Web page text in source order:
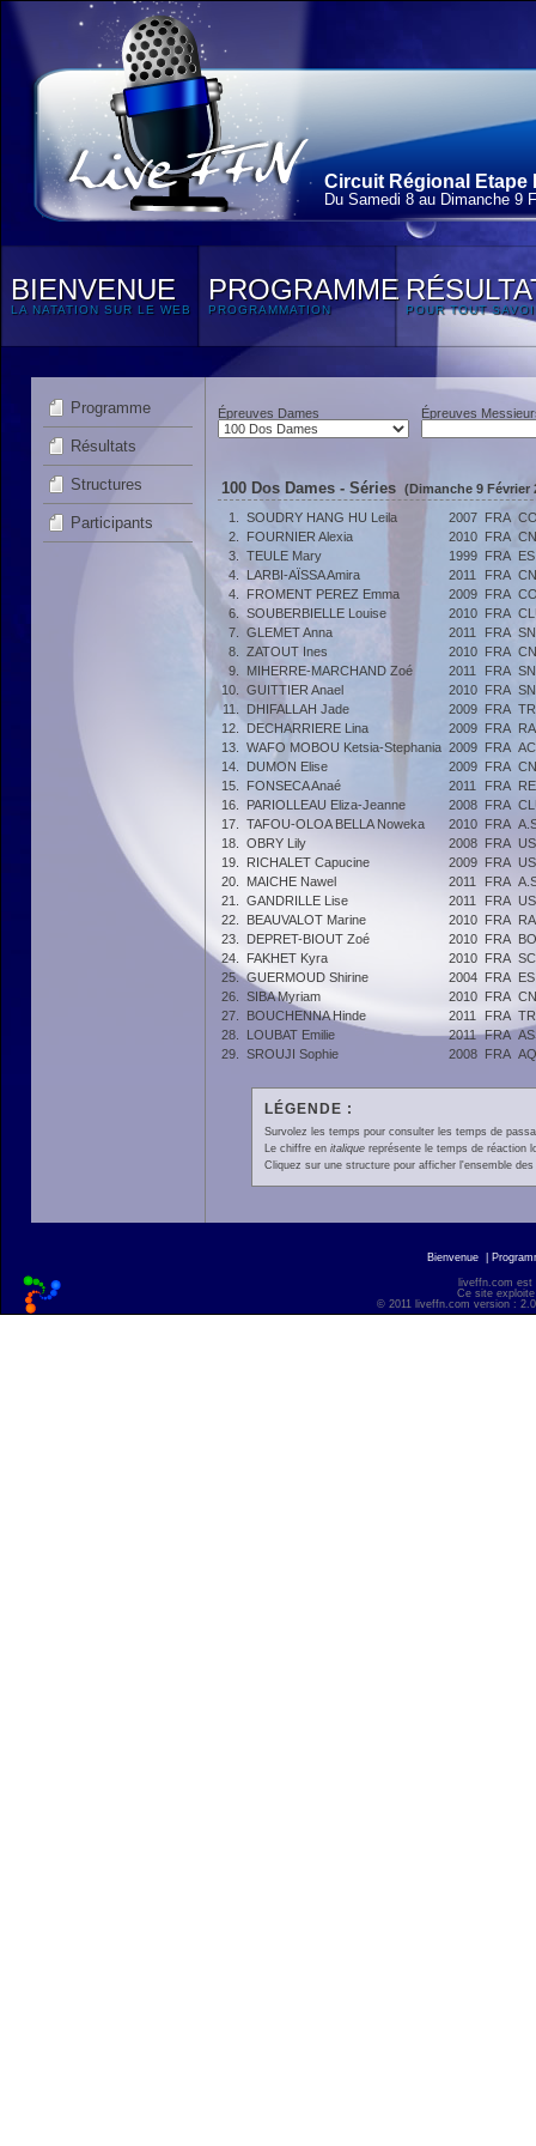
Circuit Régional Etape
Du Samedi 8 au Dimanche 9
BIENVENUE
LA NATATION SUR LE WEB
PROGRAMME
PROGRAMMATION POUR TOUT
Programme
Résultats
Structures
Participants
Épreuves Dames Épreuves
100 Dos Dames - Séries (Dimanche 9 Février
1.
SOUDRY HANG HU Leila 2007 FRA
2.
FOURNIER Alexia 2010 FRA
3.
TEULE Mary 1999 FRA
4.
LARBI-AÏSSA Amira 2011 FRA
4.
FROMENT PEREZ Emma 2009 FRA
6.
SOUBERBIELLE Louise 2010 FRA
7.
GLEMET Anna 2011 FRA
8.
ZATOUT Ines 2010 FRA
9.
MIHERRE-MARCHAND Zoé 2011 FRA
10.
GUITTIER Anael 2010 FRA
11.
DHIFALLAH Jade 2009 FRA
12.
DECHARRIERE Lina 2009 FRA
13.
WAFO MOBOU Ketsia-Stephania 2009 FRA
14.
DUMON Elise 2009 FRA
15.
FONSECA Anaé 2011 FRA
16.
PARIOLLEAU Eliza-Jeanne 2008 FRA
17.
TAFOU-OLOA BELLA Noweka 2010 FRA
18.
OBRY Lily 2008 FRA
19.
RICHALET Capucine 2009 FRA
20.
MAICHE Nawel 2011 FRA
21.
GANDRILLE Lise 2011 FRA
22.
BEAUVALOT Marine 2010 FRA
23.
DEPRET-BIOUT Zoé 2010 FRA
24.
FAKHET Kyra 2010 FRA
25. GUERMOUD Shirine 2004 FRA
26.
SIBA Myriam 2010 FRA
27.
BOUCHENNA Hinde 2011 FRA
28.
LOUBAT Emilie 2011 FRA
29.
SROUJI Sophie 2008 FRA
LÉGENDE :
Survolez les temps pour consulter les temps de
Le chiffre en italiquereprésente le temps de réaction
Cliquez sur une structure pour afficher l'ensemble
Bienvenue
liveffn.com est
Ce site
© 2011 liveffn.com version :